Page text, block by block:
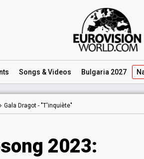
Songs & Videos Bulgaria 2027
Gala Dragot - "T'inquiète"
2023: